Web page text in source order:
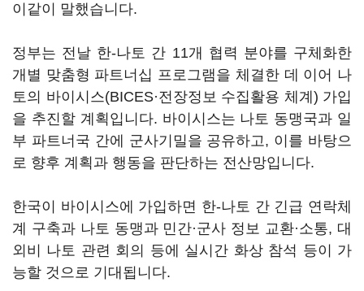
이같이 말했습니다.
정부는 전날 한-나토 간 11개 협력 분야를 구체화한
개별 맞춤형 파트너십 프로그램을 체결한 데 이어 나
토의 바이시스(BICES·전장정보 수집활용 체계) 가입
을 추진할 계획입니다. 바이시스는 나토 동맹국과 일
부 파트너국 간에 군사기밀을 공유하고, 이를 바탕으
로 향후 계획과 행동을 판단하는 전산망입니다.
한국이 바이시스에 가입하면 한-나토 간 긴급 연락체
계 구축과 나토 동맹과 민간·군사 정보 교환·소통, 대
외비 나토 관련 회의 등에 실시간 화상 참석 등이 가
능할 것으로 기대됩니다.